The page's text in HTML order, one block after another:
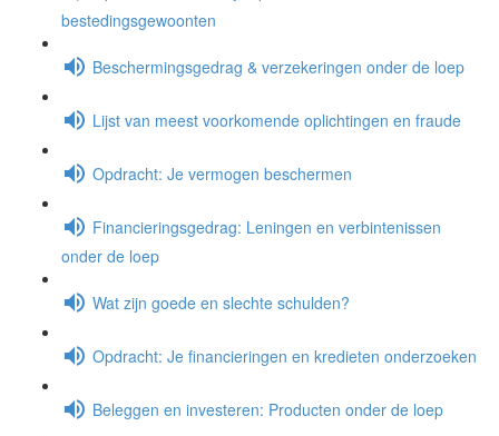
bestedingsgewoonten
Beschermingsgedrag & verzekeringen onder de loep
Lijst van meest voorkomende oplichtingen en fraude
Opdracht: Je vermogen beschermen
Financieringsgedrag: Leningen en verbintenissen
onder de loep
Wat zijn goede en slechte schulden?
Opdracht: Je financieringen en kredieten onderzoeken
Beleggen en investeren: Producten onder de loep